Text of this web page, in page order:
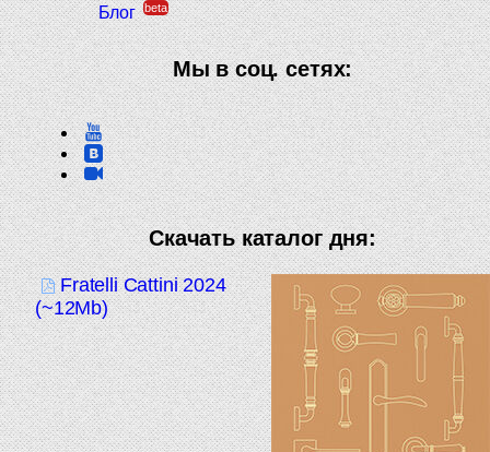
Блог beta
Мы в соц. сетях:
Скачать каталог дня:
Fratelli Cattini 2024
(~12Mb)